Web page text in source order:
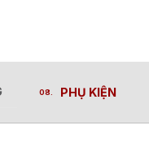
PHỤ KIỆN
PHỤ KIỆN